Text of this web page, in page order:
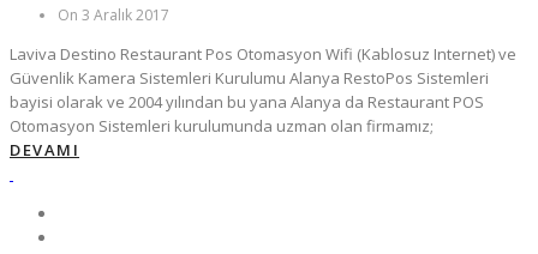
On 3 Aralık 2017
Laviva Destino Restaurant Pos Otomasyon Wifi (Kablosuz Internet) ve
Güvenlik Kamera Sistemleri Kurulumu Alanya RestoPos Sistemleri
bayisi olarak ve 2004 yılından bu yana Alanya da Restaurant POS
Otomasyon Sistemleri kurulumunda uzman olan firmamız;
DEVAMI